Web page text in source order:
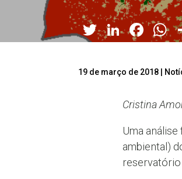
Twitter
19 de março de 2018
Cristina
Uma
ambiental)
reservatório